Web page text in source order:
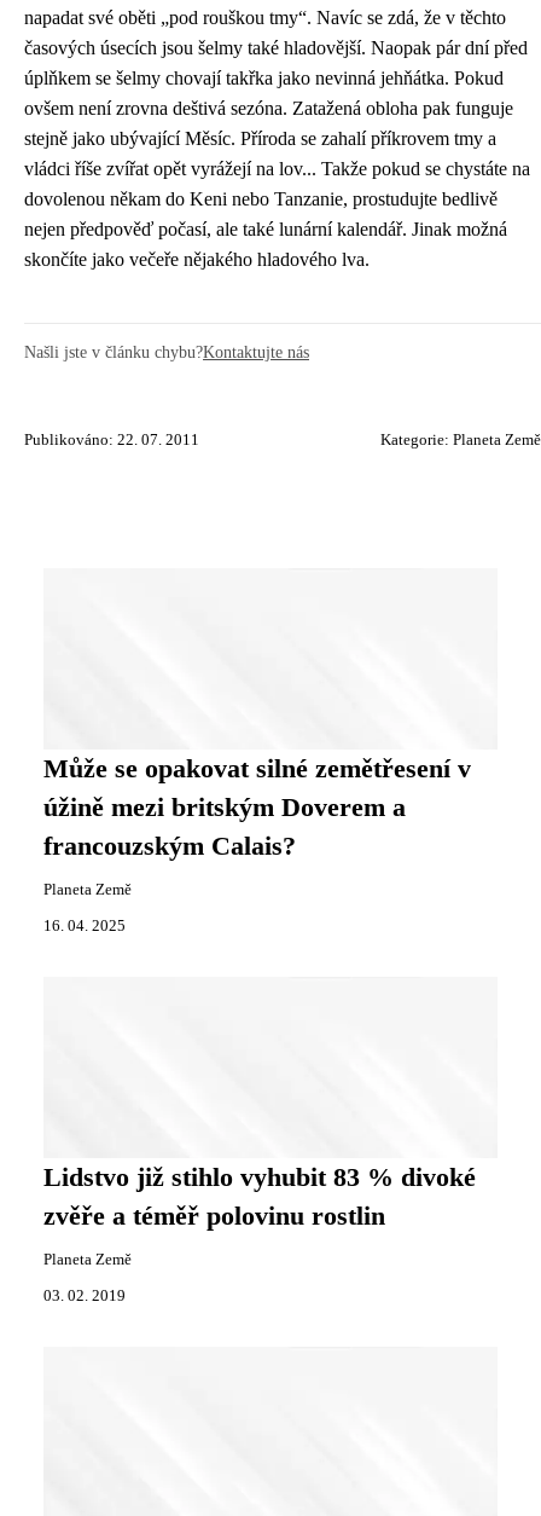
napadat své oběti „pod rouškou tmy“. Navíc se zdá, že v těchto
časových úsecích jsou šelmy také hladovější. Naopak pár dní před
úplňkem se šelmy chovají takřka jako nevinná jehňátka. Pokud
ovšem není zrovna deštivá sezóna. Zatažená obloha pak funguje
stejně jako ubývající Měsíc. Příroda se zahalí příkrovem tmy a
vládci říše zvířat opět vyrážejí na lov... Takže pokud se chystáte na
dovolenou někam do Keni nebo Tanzanie, prostudujte bedlivě
nejen předpověď počasí, ale také lunární kalendář. Jinak možná
skončíte jako večeře nějakého hladového lva.
Našli jste v článku chybu?Kontaktujte nás
Publikováno: 22. 07. 2011 Kategorie: Planeta Země
Může se opakovat silné zemětřesení v
úžině mezi britským Doverem a
francouzským Calais?
Planeta Země
16. 04. 2025
Lidstvo již stihlo vyhubit 83 % divoké
zvěře a téměř polovinu rostlin
Planeta Země
03. 02. 2019